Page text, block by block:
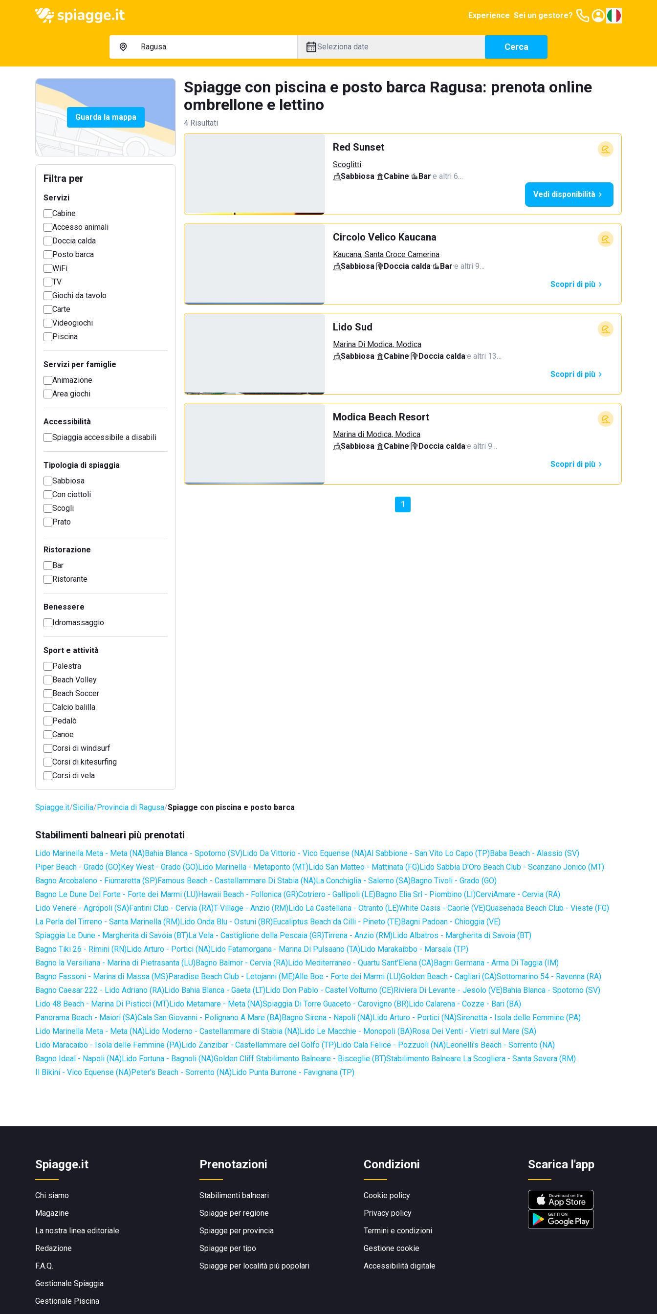
Experience Sei un gestore?
Seleziona date Cerca
Guarda la mappa
Filtra per
Servizi
Cabine
Accesso animali
Doccia calda
Posto barca
WiFi
TV
Giochi da tavolo
Carte
Videogiochi
Piscina
Servizi per famiglie
Animazione
Area giochi
Accessibilità
Spiaggia accessibile a disabili
Tipologia di spiaggia
Sabbiosa
Con ciottoli
Scogli
Prato
Ristorazione
Bar
Ristorante
Benessere
Idromassaggio
Sport e attività
Palestra
Beach Volley
Beach Soccer
Calcio balilla
Pedalò
Canoe
Corsi di windsurf
Corsi di kitesurfing
Corsi di vela
Spiagge con piscina e posto barca Ragusa: prenota online
ombrellone e lettino
4 Risultati
Red Sunset
Scoglitti
Sabbiosa· Cabine· Bar·e altri 6…
Vedi disponibilità
Circolo Velico Kaucana
Kaucana, Santa Croce Camerina
Sabbiosa· Doccia calda· Bar·e altri 9…
Scopri di più
Lido Sud
Marina Di Modica, Modica
Sabbiosa· Cabine· Doccia calda·e altri 13…
Scopri di più
Modica Beach Resort
Marina di Modica, Modica
Sabbiosa· Cabine· Doccia calda·e altri 9…
Scopri di più
1
Spiagge.it Sicilia Provincia di Ragusa Spiagge con piscina e posto barca
Stabilimenti balneari più prenotati
Lido Marinella Meta - Meta (NA)Bahia Blanca - Spotorno (SV)Lido Da Vittorio - Vico Equense (NA)Al Sabbione - San Vito Lo Capo (TP)Baba Beach - Alassio (SV)
Piper Beach - Grado (GO)Key West - Grado (GO)Lido Marinella - Metaponto (MT)Lido San Matteo - Mattinata (FG)Lido Sabbia D'Oro Beach Club - Scanzano Jonico (MT)
Bagno Arcobaleno - Fiumaretta (SP)Famous Beach - Castellammare Di Stabia (NA)La Conchiglia - Salerno (SA)Bagno Tivoli - Grado (GO)
Bagno Le Dune Del Forte - Forte dei Marmi (LU)Hawaii Beach - Follonica (GR)Cotriero - Gallipoli (LE)Bagno Elia Srl - Piombino (LI)CerviAmare - Cervia (RA)
Lido Venere - Agropoli (SA)Fantini Club - Cervia (RA)T-Village - Anzio (RM)Lido La Castellana - Otranto (LE)White Oasis - Caorle (VE)Quasenada Beach Club - Vieste (FG)
La Perla del Tirreno - Santa Marinella (RM)Lido Onda Blu - Ostuni (BR)Eucaliptus Beach da Cilli - Pineto (TE)Bagni Padoan - Chioggia (VE)
Spiaggia Le Dune - Margherita di Savoia (BT)La Vela - Castiglione della Pescaia (GR)Tirrena - Anzio (RM)Lido Albatros - Margherita di Savoia (BT)
Bagno Tiki 26 - Rimini (RN)Lido Arturo - Portici (NA)Lido Fatamorgana - Marina Di Pulsaano (TA)Lido Marakaibbo - Marsala (TP)
Bagno la Versiliana - Marina di Pietrasanta (LU)Bagno Balmor - Cervia (RA)Lido Mediterraneo - Quartu Sant'Elena (CA)Bagni Germana - Arma Di Taggia (IM)
Bagno Fassoni - Marina di Massa (MS)Paradise Beach Club - Letojanni (ME)Alle Boe - Forte dei Marmi (LU)Golden Beach - Cagliari (CA)Sottomarino 54 - Ravenna (RA)
Bagno Caesar 222 - Lido Adriano (RA)Lido Bahia Blanca - Gaeta (LT)Lido Don Pablo - Castel Volturno (CE)Riviera Di Levante - Jesolo (VE)Bahia Blanca - Spotorno (SV)
Lido 48 Beach - Marina Di Pisticci (MT)Lido Metamare - Meta (NA)Spiaggia Di Torre Guaceto - Carovigno (BR)Lido Calarena - Cozze - Bari (BA)
Panorama Beach - Maiori (SA)Cala San Giovanni - Polignano A Mare (BA)Bagno Sirena - Napoli (NA)Lido Arturo - Portici (NA)Sirenetta - Isola delle Femmine (PA)
Lido Marinella Meta - Meta (NA)Lido Moderno - Castellammare di Stabia (NA)Lido Le Macchie - Monopoli (BA)Rosa Dei Venti - Vietri sul Mare (SA)
Lido Maracaibo - Isola delle Femmine (PA)Lido Zanzibar - Castellammare del Golfo (TP)Lido Cala Felice - Pozzuoli (NA)Leonelli's Beach - Sorrento (NA)
Bagno Ideal - Napoli (NA)Lido Fortuna - Bagnoli (NA)Golden Cliff Stabilimento Balneare - Bisceglie (BT)Stabilimento Balneare La Scogliera - Santa Severa (RM)
Il Bikini - Vico Equense (NA)Peter's Beach - Sorrento (NA)Lido Punta Burrone - Favignana (TP)
Spiagge.it
Chi siamo
Magazine
La nostra linea editoriale
Redazione
F.A.Q.
Gestionale Spiaggia
Gestionale Piscina
Prenotazioni
Stabilimenti balneari
Spiagge per regione
Spiagge per provincia
Spiagge per tipo
Spiagge per località più popolari
Condizioni
Cookie policy
Privacy policy
Termini e condizioni
Gestione cookie
Accessibilità digitale
Scarica l'app